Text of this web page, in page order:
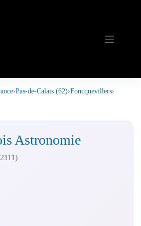
›Pas-de-Calais (62)›Foncquevillers›
Astronomie